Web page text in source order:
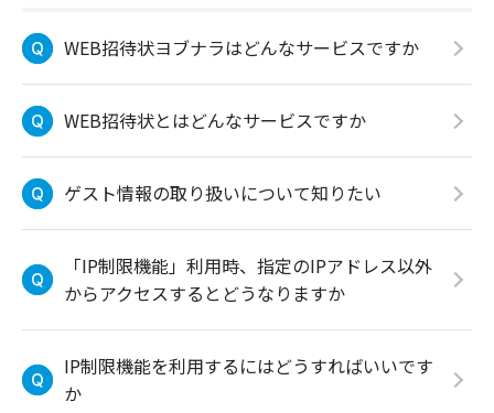
WEB招待状ヨブナラはどんなサービスですか
WEB招待状とはどんなサービスですか
ゲスト情報の取り扱いについて知りたい
「IP制限機能」利用時、指定のIPアドレス以外
からアクセスするとどうなりますか
IP制限機能を利用するにはどうすればいいです
か